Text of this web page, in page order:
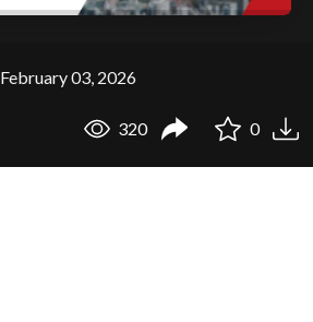
February 03, 2026
320 0